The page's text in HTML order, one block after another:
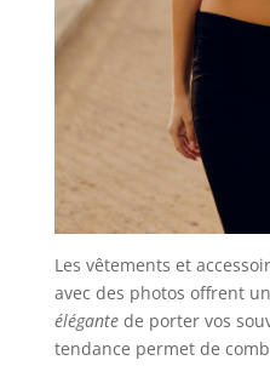
Les vêtements et
avec des photos offrent
élégantede porter vos
tendance permet de